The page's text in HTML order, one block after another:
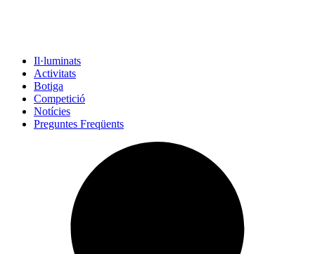
Il·luminats
Activitats
Botiga
Competició
Notícies
Preguntes Freqüents